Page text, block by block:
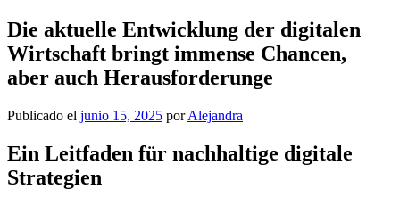
Die aktuelle Entwicklung der digitalen
Wirtschaft bringt immense Chancen,
aber auch Herausforderunge
Publicado el junio 15, 2025 por Alejandra
Ein Leitfaden für nachhaltige digitale
Strategien